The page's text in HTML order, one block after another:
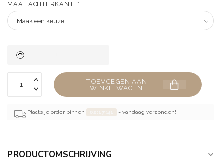
MAAT ACHTERKANT: *
TOEVOEGEN AAN
WINKELWAGEN
Plaats je order binnen = vandaag verzonden!
PRODUCTOMSCHRIJVING